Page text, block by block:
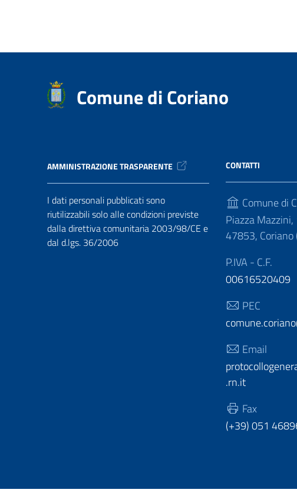
Comune di Coriano
AMMINISTRAZIONE TRASPARENTE
I dati personali pubblicati sono
riutilizzabili solo alle condizioni previste
dalla direttiva comunitaria 2003/98/CE e
dal d.lgs. 36/2006
CONTATTI
Comune di
Piazza Mazzini,
47853, Coriano
P.IVA - C.F.
00616520409
PEC
Email
.rn.it
Fax
(+39) 051